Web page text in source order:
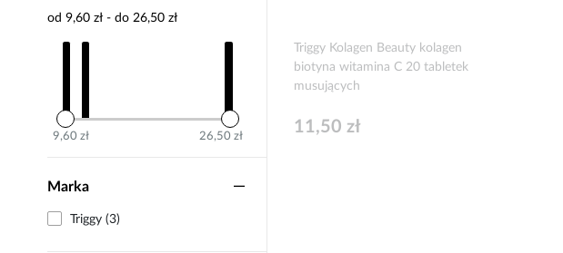
od 9,60 zł - do 26,50 zł
9,60 zł 26,50 zł
Marka
Triggy (3)
Triggy Kolagen Beauty kolagen
biotyna witamina C 20 tabletek
musujących
11,50 zł